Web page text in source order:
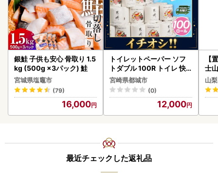
銀鮭 子供も安心 骨取り 1.5
kg (500g ×3パック) 鮭
宮城県塩竈市
(79)
16,000
トイレットペーパー ソフ
トダブル 100R トイレ 快
速〔12-I5-TP100-R〕
宮崎県都城市
(0)
12,000
【
士
180
山
最近チェックした返礼品